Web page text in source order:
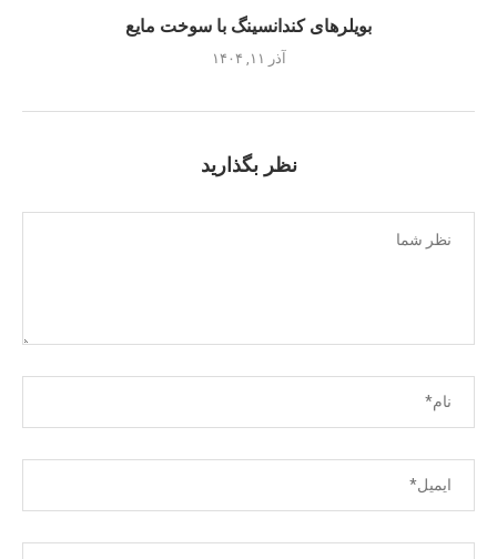
بویلرهای کندانسینگ با سوخت مایع
آذر ۱۱, ۱۴۰۴
نظر بگذارید